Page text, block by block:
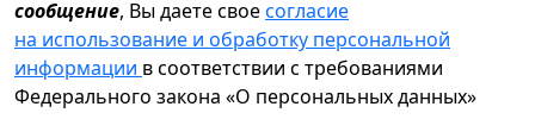
сообщение, Вы даете своесогласие
на использование и обработку персональной
информации в соответствии с требованиями
Федерального закона «О персональных данных»